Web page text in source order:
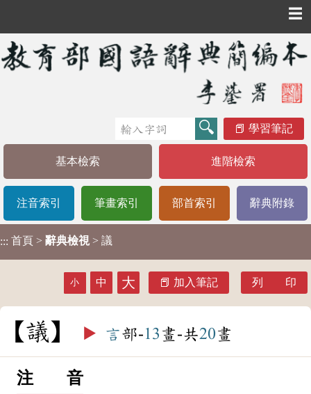
☰
學習筆記
基本檢索 進階檢索
注音索引 筆畫索引 部首索引 辭典附錄
::: 首頁 > 辭典檢視 > 議
小 中 大 加入筆記 列 印
議 ▶️ 言部-13 畫-共20畫
注 音